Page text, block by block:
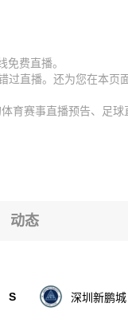
费直播。
直播。还为您在本页
赛事直播预告、足球
动态
S 深圳新鹏城